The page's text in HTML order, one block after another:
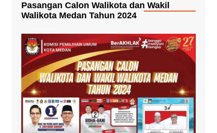
Pasangan Calon Walikota dan Wakil
Walikota Medan Tahun 2024